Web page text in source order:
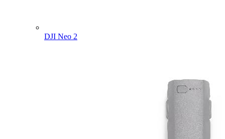
DJI Neo 2